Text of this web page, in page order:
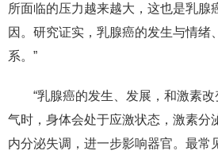
所面临的压力越来越大，这也是乳腺
因。研究证实，乳腺癌的发生与情绪
系。”
“乳腺癌的发生、发展，和激素
气时，身体会处于应激状态，激素分
内分泌失调，进一步影响器官。最常